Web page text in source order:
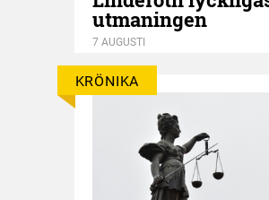
utmaningen
7 AUGUSTI
KRÖNIKA